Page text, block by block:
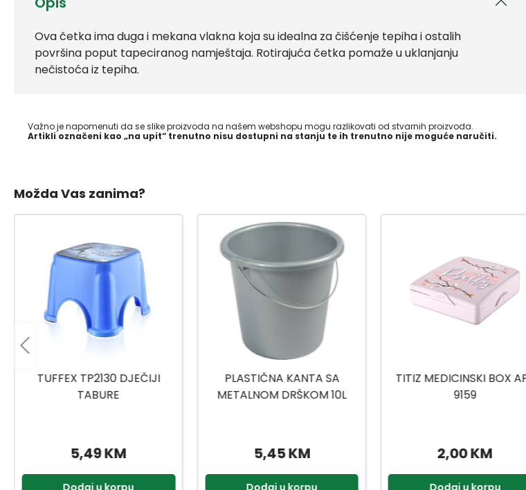
Ova četka ima duga i mekana vlakna koja su idealna za čišćenje tepiha i ostalih
površina poput tapeciranog namještaja. Rotirajuća četka pomaže u uklanjanju
nečistoća iz tepiha.
Važno je napomenuti da se slike proizvoda na našem webshopu mogu razlikovati od stvarnih proizvoda.
Artikli označeni kao „na upit“ trenutno nisu dostupni na stanju te ih trenutno nije moguće naručiti.
Možda Vas zanima?
PLASTIČNA KANTA SA
METALNOM DRŠKOM 10L
5,45 KM
TITIZ MEDICINSKI BOX AP-
9159
2,00 KM
TITIZ SET ZA KUPATILO
PRIWEX TP-557
49,90 KM